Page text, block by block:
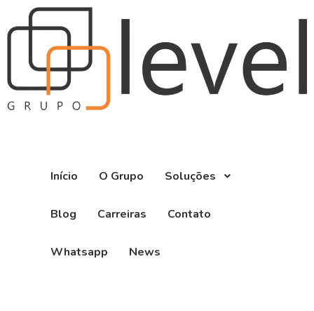
Início O Grupo Soluções
Blog Carreiras Contato
Whatsapp News